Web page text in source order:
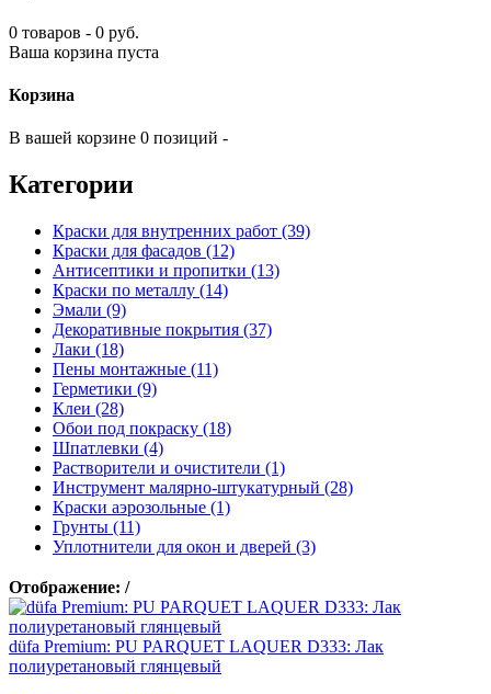
0 товаров - 0 руб.
Ваша корзина пуста
Корзина
В вашей корзине 0 позиций -
Категории
Краски для внутренних работ (39)
Краски для фасадов (12)
Антисептики и пропитки (13)
Краски по металлу (14)
Эмали (9)
Декоративные покрытия (37)
Лаки (18)
Пены монтажные (11)
Герметики (9)
Клеи (28)
Обои под покраску (18)
Шпатлевки (4)
Растворители и очистители (1)
Инструмент малярно-штукатурный (28)
Краски аэрозольные (1)
Грунты (11)
Уплотнители для окон и дверей (3)
Отображение: /
düfa Premium: PU PARQUET LAQUER D333: Лак
полиуретановый глянцевый